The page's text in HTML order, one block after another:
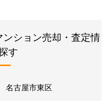
ション売却・査定情
す
名古屋市東区